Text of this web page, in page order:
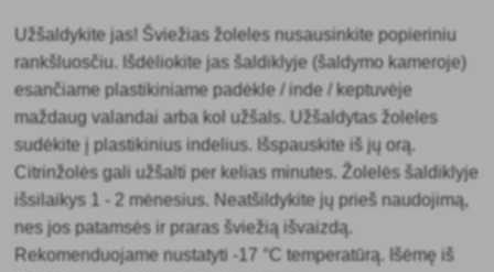
Užšaldykite jas! Šviežias žoleles nusausinkite popieriniu
rankšluosčiu. Išdėliokite jas šaldiklyje (šaldymo kameroje)
esančiame plastikiniame padėkle / inde / keptuvėje
maždaug valandai arba kol užšals. Užšaldytas žoleles
sudėkite į plastikinius indelius. Išspauskite iš jų orą.
Citrinžolės gali užšalti per kelias minutes. Žolelės šaldiklyje
išsilaikys 1 - 2 mėnesius. Neatšildykite jų prieš naudojimą,
nes jos patamsės ir praras šviežią išvaizdą.
Rekomenduojame nustatyti -17 °C temperatūrą. Išėmę iš